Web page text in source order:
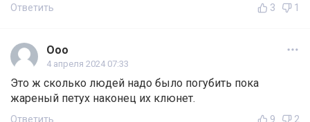
Ответить 3 1
Ооо
4 апреля 2024 07:33
Это ж сколько людей надо было погубить пока
жареный петух наконец их клюнет.
Ответить 9 2